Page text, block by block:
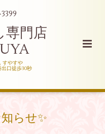
専門店
すやすや
口徒歩30秒
らせ✨